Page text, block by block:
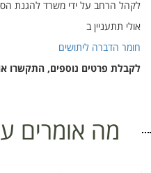
לקהל הרחב על ידי משרד להגנת
אולי תתעניין ב
חומר הדברה ליתושים
לקבלת פרטים נוספים, התקשרו
מה אומרים